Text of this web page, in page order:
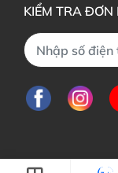
KIỂM TRA ĐƠN